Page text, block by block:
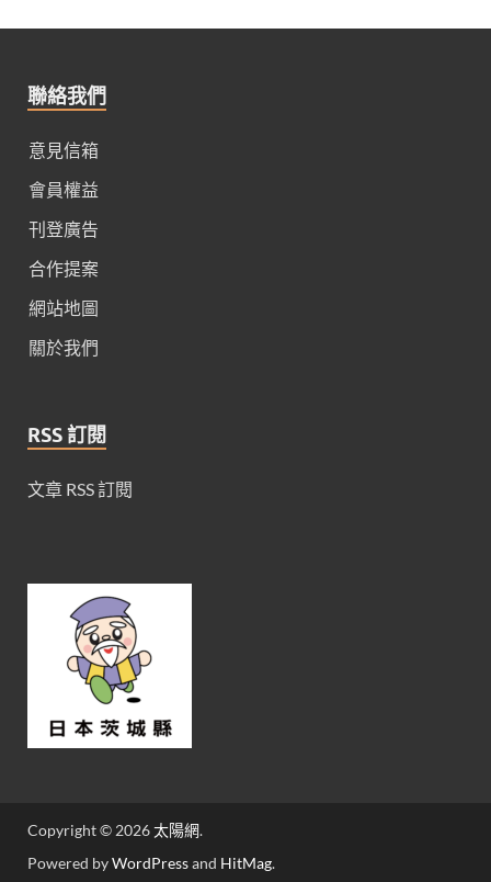
聯絡我們
意見信箱
會員權益
刊登廣告
合作提案
網站地圖
關於我們
RSS 訂閱
文章 RSS 訂閱
Copyright © 2026太陽網.
Powered byWordPressand HitMag.